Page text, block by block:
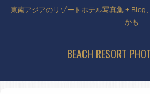
東南アジアのリゾートホテル写真集 + Blog
かも
BEACH RESORT